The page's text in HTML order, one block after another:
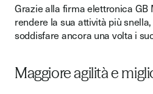
Grazie alla firma elettronica GB
rendere la sua attività più
soddisfare ancora una volta i
Maggiore agilità e